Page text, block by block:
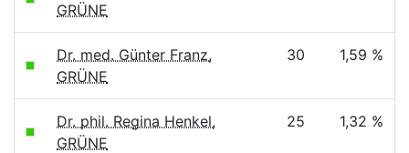
GRÜNE
Dr. med. Günter Franz,
GRÜNE
30 1,59 %
Dr. phil. Regina Henkel,
GRÜNE
25 1,32 %